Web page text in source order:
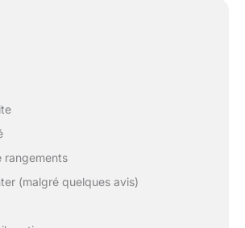
rangements
(malgré quelques avis)